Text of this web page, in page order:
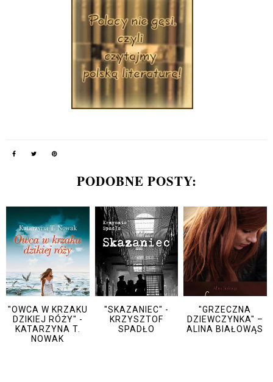
PODOBNE POSTY:
"OWCA W KRZAKU
DZIKIEJ RÓŻY" -
KATARZYNA T.
NOWAK
"SKAZANIEC" -
KRZYSZTOF
SPADŁO
"GRZECZNA
DZIEWCZYNKA" –
ALINA BIAŁOWĄS